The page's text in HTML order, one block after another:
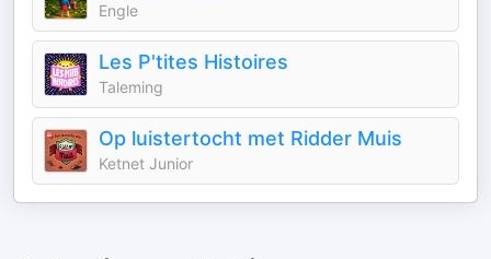
Engle
Les P'tites Histoires
Taleming
Op luistertocht met Ridder Muis
Ketnet Junior